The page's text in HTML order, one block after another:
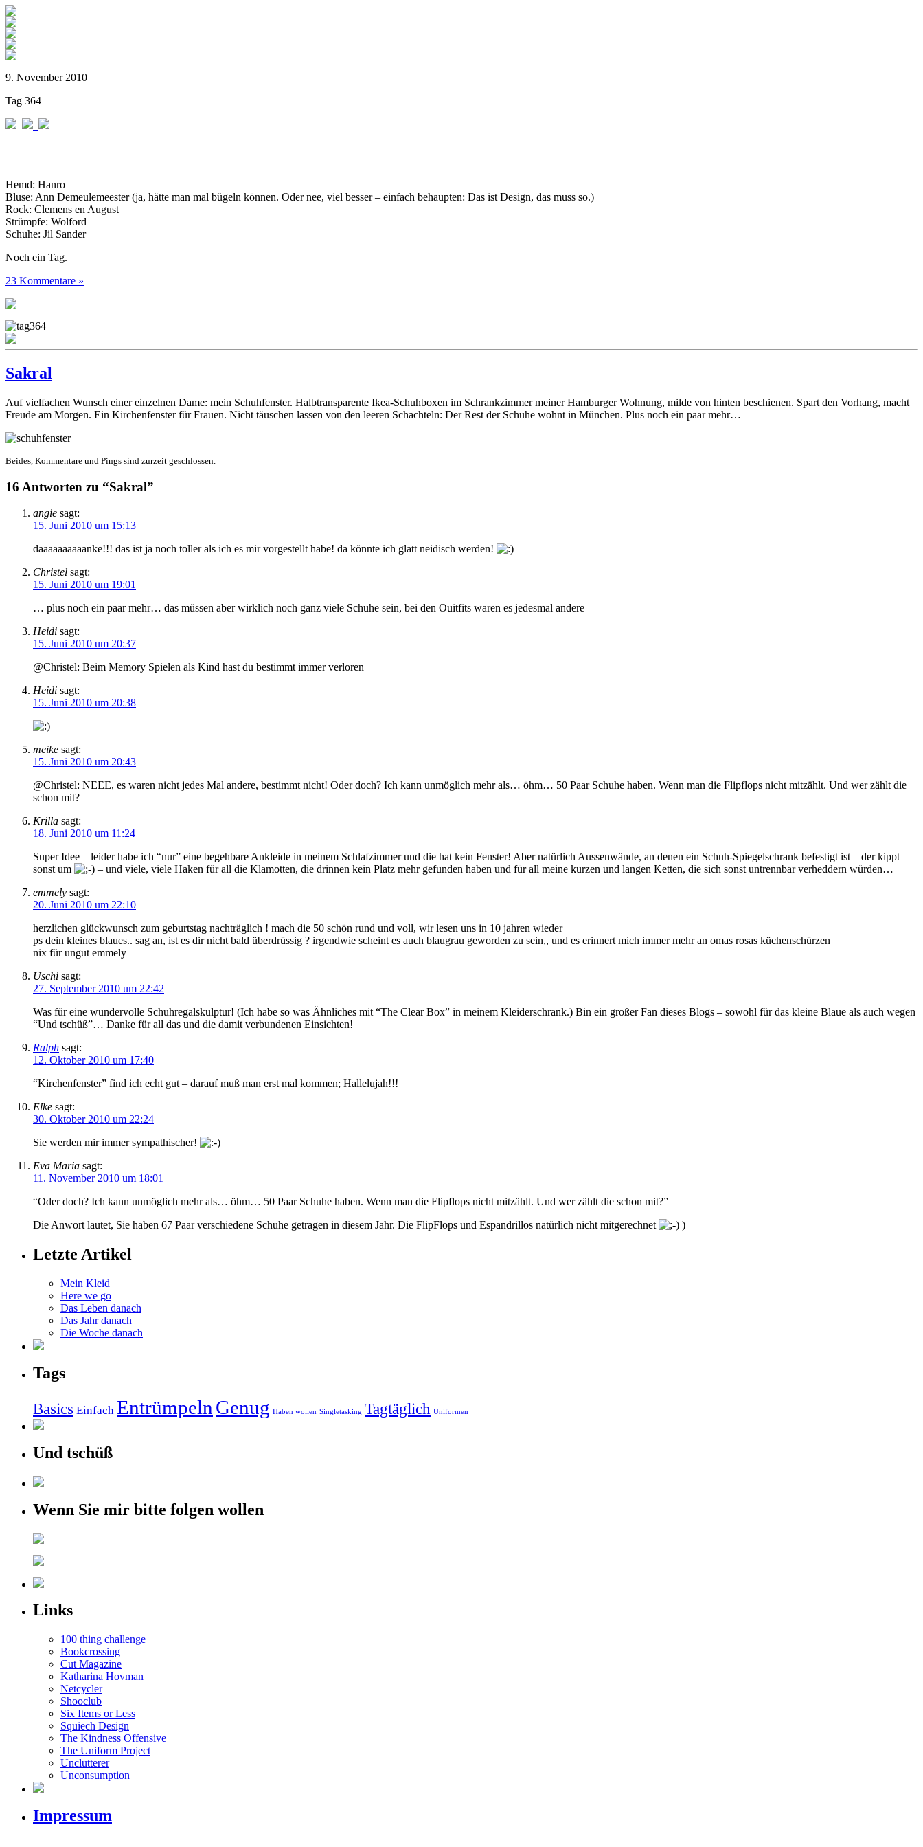
9. November 2010
Tag 364
Hemd: Hanro
Bluse: Ann Demeulemeester (ja, hätte man mal bügeln können. Oder nee, viel besser – einfach behaupten: Das ist Design, das muss so.)
Rock: Clemens en August
Strümpfe: Wolford
Schuhe: Jil Sander
Noch ein Tag.
23 Kommentare »
Sakral
Auf vielfachen Wunsch einer einzelnen Dame: mein Schuhfenster. Halbtransparente Ikea-Schuhboxen im Schrankzimmer meiner Hamburger Wohnung, milde von hinten beschienen. Spart den Vorhang, macht
Freude am Morgen. Ein Kirchenfenster für Frauen. Nicht täuschen lassen von den leeren Schachteln: Der Rest der Schuhe wohnt in München. Plus noch ein paar mehr…
Beides, Kommentare und Pings sind zurzeit geschlossen.
16 Antworten zu “Sakral”
angie sagt:
15. Juni 2010 um 15:13
daaaaaaaaaanke!!! das ist ja noch toller als ich es mir vorgestellt habe! da könnte ich glatt neidisch werden!
Christel sagt:
15. Juni 2010 um 19:01
… plus noch ein paar mehr… das müssen aber wirklich noch ganz viele Schuhe sein, bei den Ouitfits waren es jedesmal andere
Heidi sagt:
15. Juni 2010 um 20:37
@Christel: Beim Memory Spielen als Kind hast du bestimmt immer verloren
Heidi sagt:
15. Juni 2010 um 20:38
meike sagt:
15. Juni 2010 um 20:43
@Christel: NEEE, es waren nicht jedes Mal andere, bestimmt nicht! Oder doch? Ich kann unmöglich mehr als… öhm… 50 Paar Schuhe haben. Wenn man die Flipflops nicht mitzählt. Und wer zählt die
schon mit?
Krilla sagt:
18. Juni 2010 um 11:24
Super Idee – leider habe ich “nur” eine begehbare Ankleide in meinem Schlafzimmer und die hat kein Fenster! Aber natürlich Aussenwände, an denen ein Schuh-Spiegelschrank befestigt ist – der kippt
sonst um
– und viele, viele Haken für all die Klamotten, die drinnen kein Platz mehr gefunden haben und für all meine kurzen und langen Ketten, die sich sonst untrennbar verheddern würden…
emmely sagt:
20. Juni 2010 um 22:10
herzlichen glückwunsch zum geburtstag nachträglich ! mach die 50 schön rund und voll, wir lesen uns in 10 jahren wieder
ps dein kleines blaues.. sag an, ist es dir nicht bald überdrüssig ? irgendwie scheint es auch blaugrau geworden zu sein,, und es erinnert mich immer mehr an omas rosas küchenschürzen
nix für ungut emmely
Uschi sagt:
27. September 2010 um 22:42
Was für eine wundervolle Schuhregalskulptur! (Ich habe so was Ähnliches mit “The Clear Box” in meinem Kleiderschrank.) Bin ein großer Fan dieses Blogs – sowohl für das kleine Blaue als auch wegen
“Und tschüß”… Danke für all das und die damit verbundenen Einsichten!
Ralph sagt:
12. Oktober 2010 um 17:40
“Kirchenfenster” find ich echt gut – darauf muß man erst mal kommen; Hallelujah!!!
Elke sagt:
30. Oktober 2010 um 22:24
Sie werden mir immer sympathischer!
Eva Maria sagt:
11. November 2010 um 18:01
“Oder doch? Ich kann unmöglich mehr als… öhm… 50 Paar Schuhe haben. Wenn man die Flipflops nicht mitzählt. Und wer zählt die schon mit?”
Die Anwort lautet, Sie haben 67 Paar verschiedene Schuhe getragen in diesem Jahr. Die FlipFlops und Espandrillos natürlich nicht mitgerechnet
)
Letzte Artikel
Mein Kleid
Here we go
Das Leben danach
Das Jahr danach
Die Woche danach
Tags
Basics Einfach Entrümpeln Genug Haben wollen Singletasking Tagtäglich Uniformen
Und tschüß
Wenn Sie mir bitte folgen wollen
Links
100 thing challenge
Bookcrossing
Cut Magazine
Katharina Hovman
Netcycler
Shooclub
Six Items or Less
Squiech Design
The Kindness Offensive
The Uniform Project
Unclutterer
Unconsumption
Impressum